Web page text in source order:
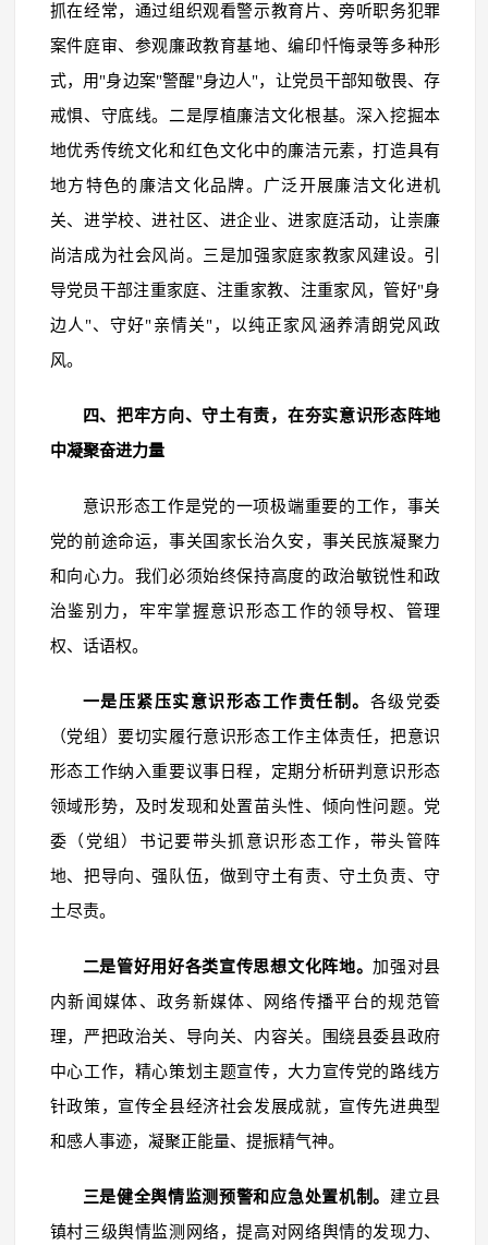
抓在经常，通过组织观看警示教育片、旁听职务犯罪
案件庭审、参观廉政教育基地、编印忏悔录等多种形
式，用"身边案"警醒"身边人"，让党员干部知敬畏、存
戒惧、守底线。二是厚植廉洁文化根基。深入挖掘本
地优秀传统文化和红色文化中的廉洁元素，打造具有
地方特色的廉洁文化品牌。广泛开展廉洁文化进机
关、进学校、进社区、进企业、进家庭活动，让崇廉
尚洁成为社会风尚。三是加强家庭家教家风建设。引
导党员干部注重家庭、注重家教、注重家风，管好"身
边人"、守好"亲情关"，以纯正家风涵养清朗党风政
风。
四、把牢方向、守土有责，在夯实意识形态阵地
中凝聚奋进力量
意识形态工作是党的一项极端重要的工作，事关
党的前途命运，事关国家长治久安，事关民族凝聚力
和向心力。我们必须始终保持高度的政治敏锐性和政
治鉴别力，牢牢掌握意识形态工作的领导权、管理
权、话语权。
一是压紧压实意识形态工作责任制。 各级党委
（党组）要切实履行意识形态工作主体责任，把意识
形态工作纳入重要议事日程，定期分析研判意识形态
领域形势，及时发现和处置苗头性、倾向性问题。党
委（党组）书记要带头抓意识形态工作，带头管阵
地、把导向、强队伍，做到守土有责、守土负责、守
土尽责。
二是管好用好各类宣传思想文化阵地。加强对县
内新闻媒体、政务新媒体、网络传播平台的规范管
理，严把政治关、导向关、内容关。围绕县委县政府
中心工作，精心策划主题宣传，大力宣传党的路线方
针政策，宣传全县经济社会发展成就，宣传先进典型
和感人事迹，凝聚正能量、提振精气神。
三是健全舆情监测预警和应急处置机制。 建立县
镇村三级舆情监测网络，提高对网络舆情的发现力、